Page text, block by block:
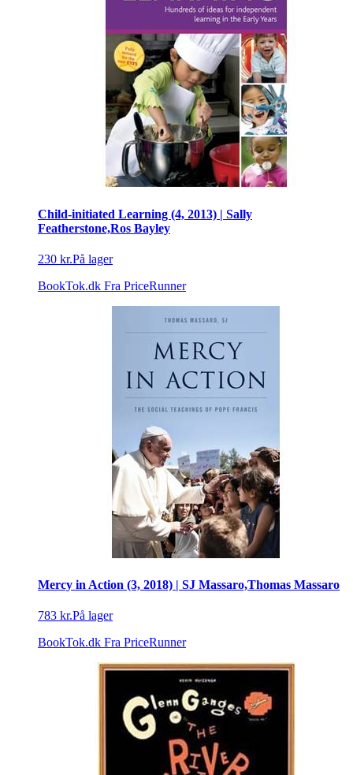
Child-initiated Learning (4, 2013) | Sally
Featherstone,Ros Bayley
230 kr.På lager
BookTok.dk Fra PriceRunner
Mercy in Action (3, 2018) | SJ Massaro,Thomas Massaro
783 kr.På lager
BookTok.dk Fra PriceRunner